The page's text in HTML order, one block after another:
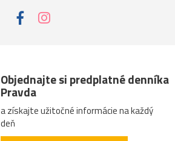
Objednajte si predplatné denníka
Pravda
a získajte užitočné informácie na každý
deň